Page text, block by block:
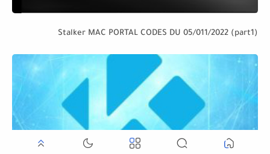
Stalker MAC PORTAL CODES DU 05/011/2022 (part1)